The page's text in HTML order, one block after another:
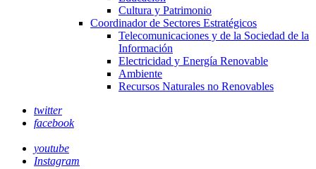
Cultura y Patrimonio
Coordinador de Sectores Estratégicos
Telecomunicaciones y de la Sociedad de la
Información
Electricidad y Energía Renovable
Ambiente
Recursos Naturales no Renovables
twitter
facebook
youtube
Instagram